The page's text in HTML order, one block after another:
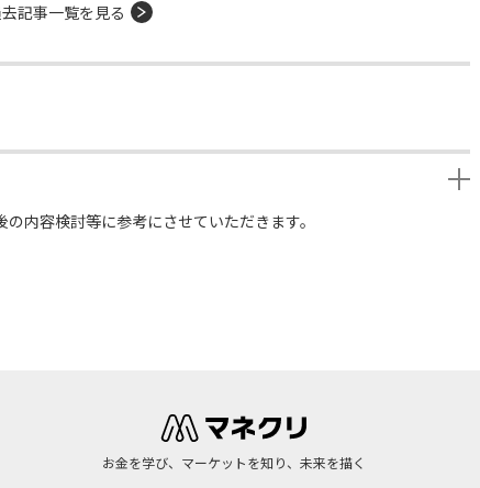
記事一覧を見る
内容検討等に参考にさせていただきます。
お金を学び、マーケットを知り、未来を描く